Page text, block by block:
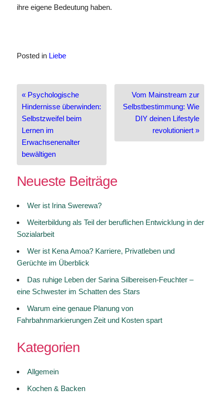
ihre eigene Bedeutung haben.
Posted in Liebe
Beitragsnavigation
« Psychologische
Hindernisse überwinden:
Selbstzweifel beim
Lernen im
Erwachsenenalter
bewältigen
Vom Mainstream zur
Selbstbestimmung: Wie
DIY deinen Lifestyle
revolutioniert »
Neueste Beiträge
Wer ist Irina Swerewa?
Weiterbildung als Teil der beruflichen Entwicklung in der
Sozialarbeit
Wer ist Kena Amoa? Karriere, Privatleben und
Gerüchte im Überblick
Das ruhige Leben der Sarina Silbereisen-Feuchter –
eine Schwester im Schatten des Stars
Warum eine genaue Planung von
Fahrbahnmarkierungen Zeit und Kosten spart
Kategorien
Allgemein
Kochen & Backen